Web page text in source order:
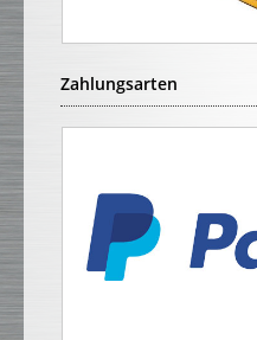
Zahlungsarten